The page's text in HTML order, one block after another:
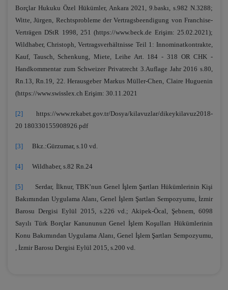
Borçlar Hukuku Özel Hükümler, Ankara 2021, 9.baskı, s.982 N.3288;
Witte, Jürgen, Rechtsprobleme der Vertragsbeendigung von Franchise-
Verträgen DStR 1998, 251 (https://www.beck.de Erişim: 25.02.2021);
Wildhaber, Christoph, Vertragsverhältnisse Teil 1: Innominatkontrakte,
Kauf, Tausch, Schenkung, Miete, Leihe Art. 184 - 318 OR CHK -
Handkommentar zum Schweizer Privatrecht 3.Auflage Jahr 2016 s.80,
Rn.13, Rn.19, 22. Herausgeber Markus Müller-Chen, Claire Huguenin
(https://www.swisslex.ch Erişim: 30.11.2021
[2] https://www.rekabet.gov.tr/Dosya/kilavuzlar/dikeykilavuz2018-
20 180330155908926.pdf
[3] Bkz.:Gürzumar, s.10 vd.
[4] Wildhaber, s.82 Rn.24
[5] Serdar, İlknur, TBK’nun Genel İşlem Şartları Hükümlerinin Kişi
Bakımından Uygulama Alanı, Genel İşlem Şartları Sempozyumu, İzmir
Barosu Dergisi Eylül 2015, s.226 vd.; Akipek-Öcal, Şebnem, 6098
Sayılı Türk Borçlar Kanununun Genel İşlem Koşulları Hükümlerinin
Konu Bakımından Uygulama Alanı, Genel İşlem Şartları Sempozyumu,
, İzmir Barosu Dergisi Eylül 2015, s.200 vd.